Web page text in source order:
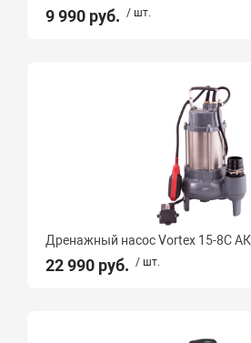
9 990 руб. / шт.
Дренажный насос Vortex 15-8C
22 990 руб. / шт.